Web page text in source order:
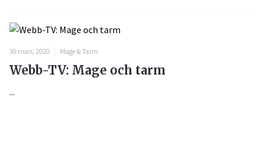
30 mars, 2020 Mage & Tarm
Webb-TV: Mage och tarm
...